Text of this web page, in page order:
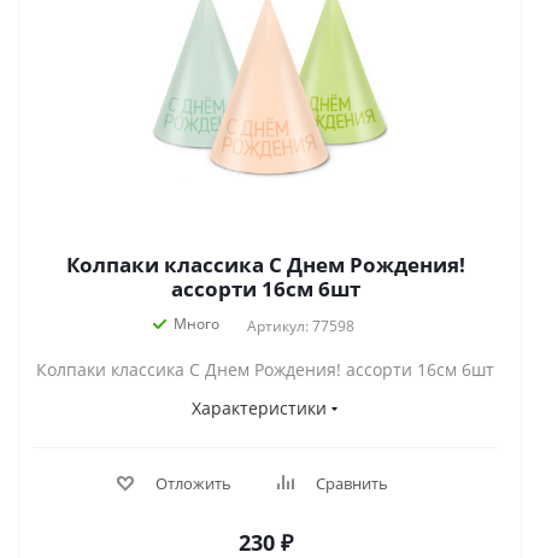
Колпаки классика С Днем Рождения!
ассорти 16см 6шт
Много Артикул: 77598
Колпаки классика С Днем Рождения! ассорти 16см 6шт
Характеристики
Отложить Сравнить
230 ₽